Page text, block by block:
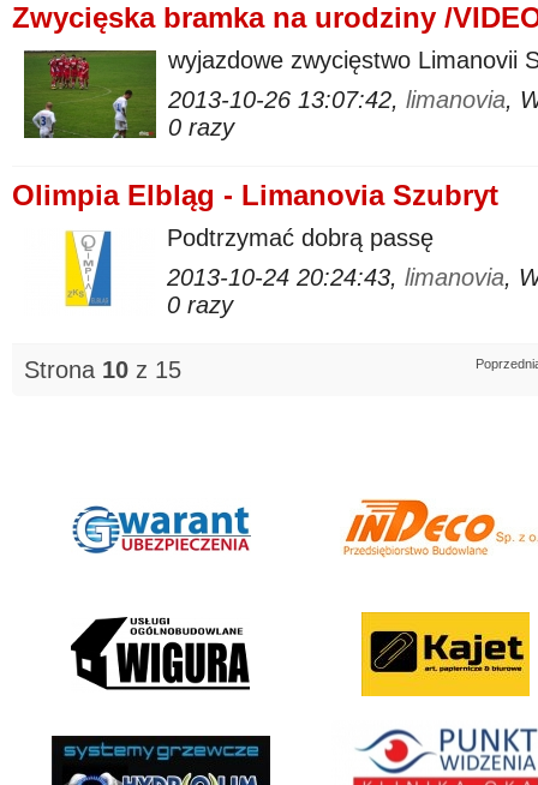
Zwycięska bramka na urodziny /
wyjazdowe zwycięstwo Limanovii
2013-10-26 13:07:42, limanovia,
0 razy
Olimpia Elbląg - Limanovia Szubryt
Podtrzymać dobrą passę
2013-10-24 20:24:43, limanovia,
0 razy
Strona 10 z 15